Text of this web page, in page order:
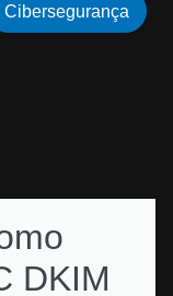
DKIM
Cibersegurança